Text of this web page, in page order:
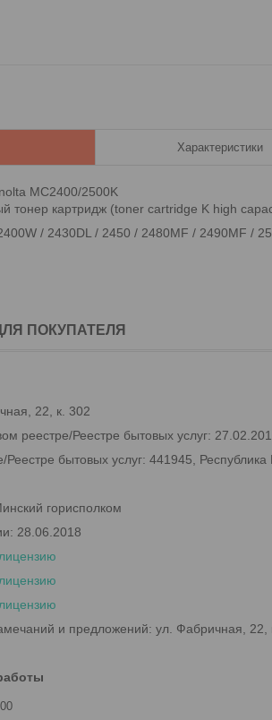
Характеристики
MC2400/2500K
тонер картридж (toner cartridge K high
/ 2430DL / 2450 / 2480MF / 2490MF /
ПОКУПАТЕЛЯ
22, к. 302
реестре/Реестре бытовых услуг:
бытовых услуг: 441945, Республика
горисполком
28.06.2018
и предложений: ул. Фабричная, 22,